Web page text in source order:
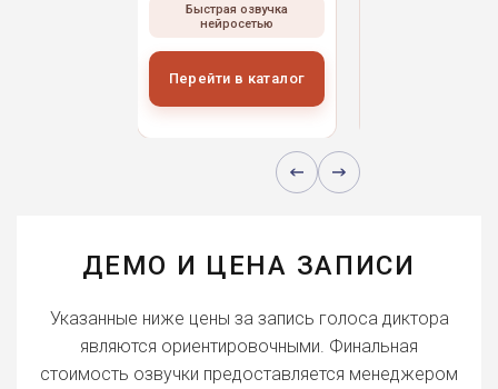
Быстрая озвучка
нейросетью
Перейти в каталог
ДЕМО И ЦЕНА ЗАПИСИ
Указанные ниже цены за запись голоса диктора
являются ориентировочными. Финальная
стоимость озвучки предоставляется менеджером